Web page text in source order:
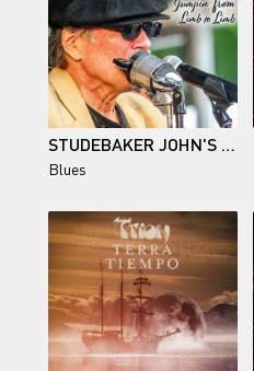
STUDEBAKER JOHN'S MAXWELL STREET KINGS / JUMPIN' FROM LIMB TO LIMB
Blues